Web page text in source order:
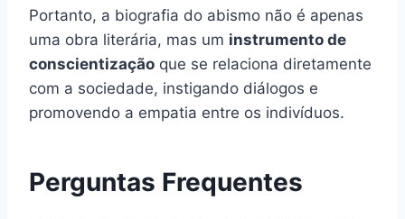
Portanto, a biografia do abismo não é apenas
uma obra literária, mas um instrumento de
conscientização que se relaciona diretamente
com a sociedade, instigando diálogos e
promovendo a empatia entre os indivíduos.
Perguntas Frequentes